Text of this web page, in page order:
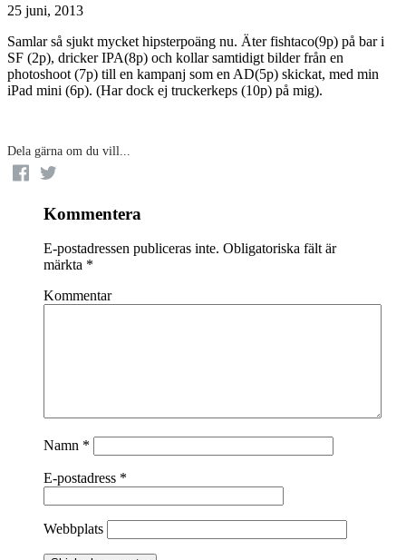
25 juni, 2013
Samlar så sjukt mycket hipsterpoäng nu. Äter fishtaco(9p) på bar i
SF (2p), dricker IPA(8p) och kollar samtidigt bilder från en
photoshoot (7p) till en kampanj som en AD(5p) skickat, med min
iPad mini (6p). (Har dock ej truckerkeps (10p) på mig).
Dela gärna om du vill...
Kommentera
E-postadressen publiceras inte. Obligatoriska fält är
märkta *
Kommentar
Namn *
E-postadress *
Webbplats